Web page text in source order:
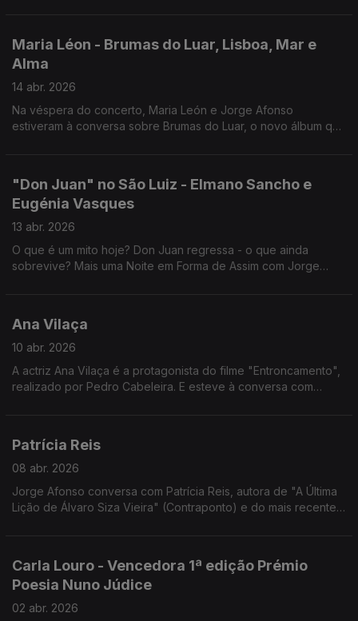
Maria Léon - Brumas do Luar, Lisboa, Mar e
Alma
14 abr. 2026
Na véspera do concerto, Maria León e Jorge Afonso
estiveram à conversa sobre Brumas do Luar, o novo álbum que
"Don Juan" no São Luiz - Elmano Sancho e
Eugénia Vasques
13 abr. 2026
O que é um mito hoje? Don Juan regressa - o que ainda
sobrevive? Mais uma Noite em Forma de Assim com Jorge
Ana Vilaça
10 abr. 2026
A actriz Ana Vilaça é a protagonista do filme "Entroncamento",
realizado por Pedro Cabeleira. E esteve à conversa com
Patrícia Reis
08 abr. 2026
Jorge Afonso conversa com Patrícia Reis, autora de "A Última
Lição de Álvaro Siza Vieira" (Contraponto) e do mais recente
Carla Louro - Vencedora 1ª edição Prémio
Poesia Nuno Júdice
02 abr. 2026